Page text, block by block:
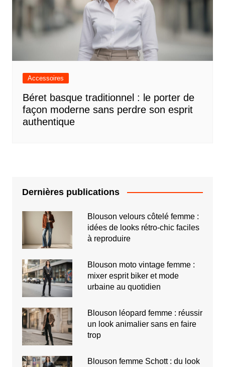
Accessoires
Béret basque traditionnel : le porter de
façon moderne sans perdre son esprit
authentique
Dernières publications
Blouson velours côtelé femme :
idées de looks rétro-chic faciles
à reproduire
Blouson moto vintage femme :
mixer esprit biker et mode
urbaine au quotidien
Blouson léopard femme : réussir
un look animalier sans en faire
trop
Blouson femme Schott : du look